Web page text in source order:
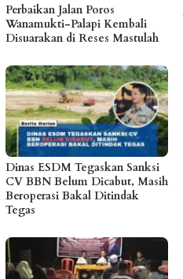
Perbaikan Jalan Poros
Wanamukti-Palapi Kembali
Disuarakan di Reses Mastulah
Dinas ESDM Tegaskan Sanksi
CV BBN Belum Dicabut, Masih
Beroperasi Bakal Ditindak
Tegas